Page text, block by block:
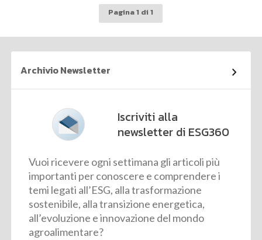
Pagina 1 di 1
Archivio Newsletter
Iscriviti alla
newsletter di ESG360
Vuoi ricevere ogni settimana gli articoli più
importanti per conoscere e comprendere i
temi legati all’ESG, alla trasformazione
sostenibile, alla transizione energetica,
all’evoluzione e innovazione del mondo
agroalimentare?